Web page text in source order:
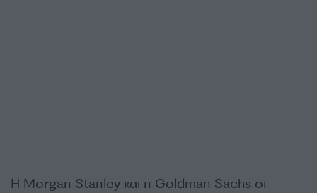
Η Morgan Stanley και η Goldman Sachs οι